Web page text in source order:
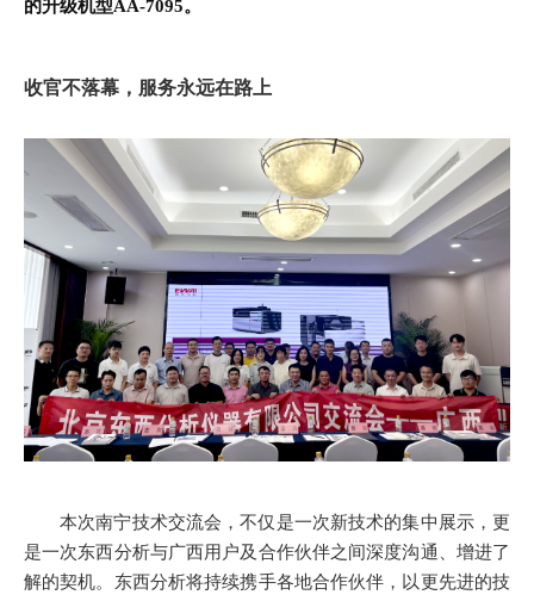
的升级机型AA-7095。
收官不落幕，服务永远在路上
本次南宁技术交流会，不仅是一次新技术的集中展示，更
是一次东西分析与广西用户及合作伙伴之间深度沟通、增进了
解的契机。东西分析将持续携手各地合作伙伴，以更先进的技